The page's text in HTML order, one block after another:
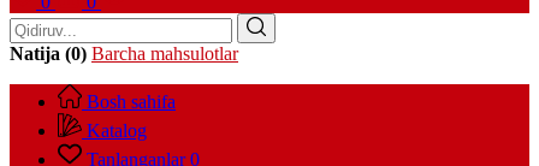
Natija (0) Barcha mahsulotlar
Bosh sahifa
Katalog
Tanlanganlar 0